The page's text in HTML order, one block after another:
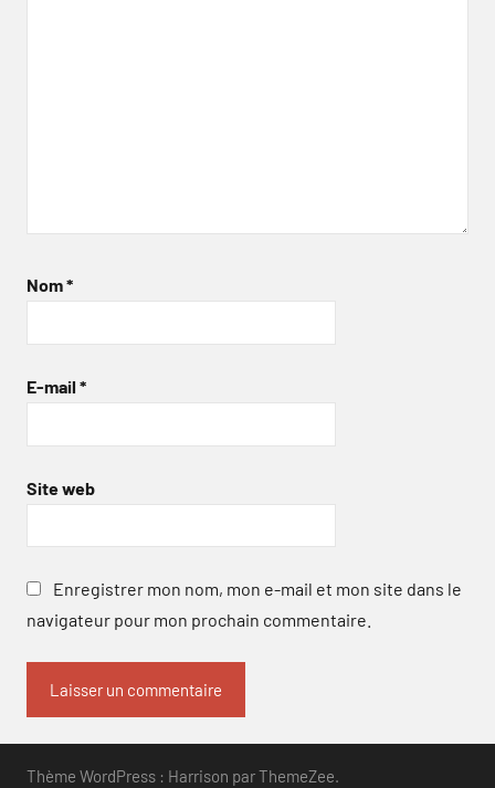
Nom*
E-mail *
Site web
Enregistrer mon nom, mon e-mail et mon site dans le
navigateur pour mon prochain commentaire.
Thème WordPress : Harrison par ThemeZee.